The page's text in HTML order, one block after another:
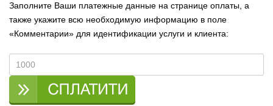
Заполните Ваши платежные данные на странице оплаты, а
также укажите всю необходимую информацию в поле
«Комментарии» для идентификации услуги и клиента: